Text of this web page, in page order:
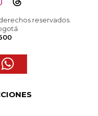
reservados.